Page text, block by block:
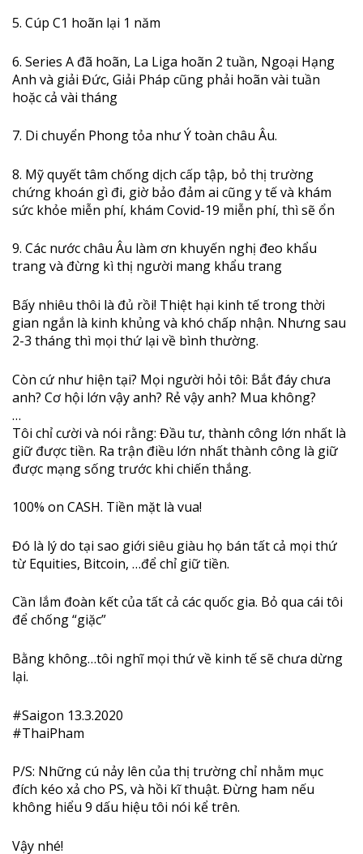
5. Cúp C1 hoãn lại 1 năm
6. Series A đã hoãn, La Liga hoãn 2 tuần, Ngoại Hạng
Anh và giải Đức, Giải Pháp cũng phải hoãn vài tuần
hoặc cả vài tháng
7. Di chuyển Phong tỏa như Ý toàn châu Âu.
8. Mỹ quyết tâm chống dịch cấp tập, bỏ thị trường
chứng khoán gì đi, giờ bảo đảm ai cũng y tế và khám
sức khỏe miễn phí, khám Covid-19 miễn phí, thì sẽ ổn
9. Các nước châu Âu làm ơn khuyến nghị đeo khẩu
trang và đừng kì thị người mang khẩu trang
Bấy nhiêu thôi là đủ rồi! Thiệt hại kinh tế trong thời
gian ngắn là kinh khủng và khó chấp nhận. Nhưng sau
2-3 tháng thì mọi thứ lại về bình thường.
Còn cứ như hiện tại? Mọi người hỏi tôi: Bắt đáy chưa
anh? Cơ hội lớn vậy anh? Rẻ vậy anh? Mua không?
…
Tôi chỉ cười và nói rằng: Đầu tư, thành công lớn nhất là
giữ được tiền. Ra trận điều lớn nhất thành công là giữ
được mạng sống trước khi chiến thắng.
100% on CASH. Tiền mặt là vua!
Đó là lý do tại sao giới siêu giàu họ bán tất cả mọi thứ
từ Equities, Bitcoin, …để chỉ giữ tiền.
Cần lắm đoàn kết của tất cả các quốc gia. Bỏ qua cái tôi
để chống “giặc”
Bằng không…tôi nghĩ mọi thứ về kinh tế sẽ chưa dừng
lại.
#Saigon 13.3.2020
#ThaiPham
P/S: Những cú nảy lên của thị trường chỉ nhằm mục
đích kéo xả cho PS, và hồi kĩ thuật. Đừng ham nếu
không hiểu 9 dấu hiệu tôi nói kể trên.
Vậy nhé!